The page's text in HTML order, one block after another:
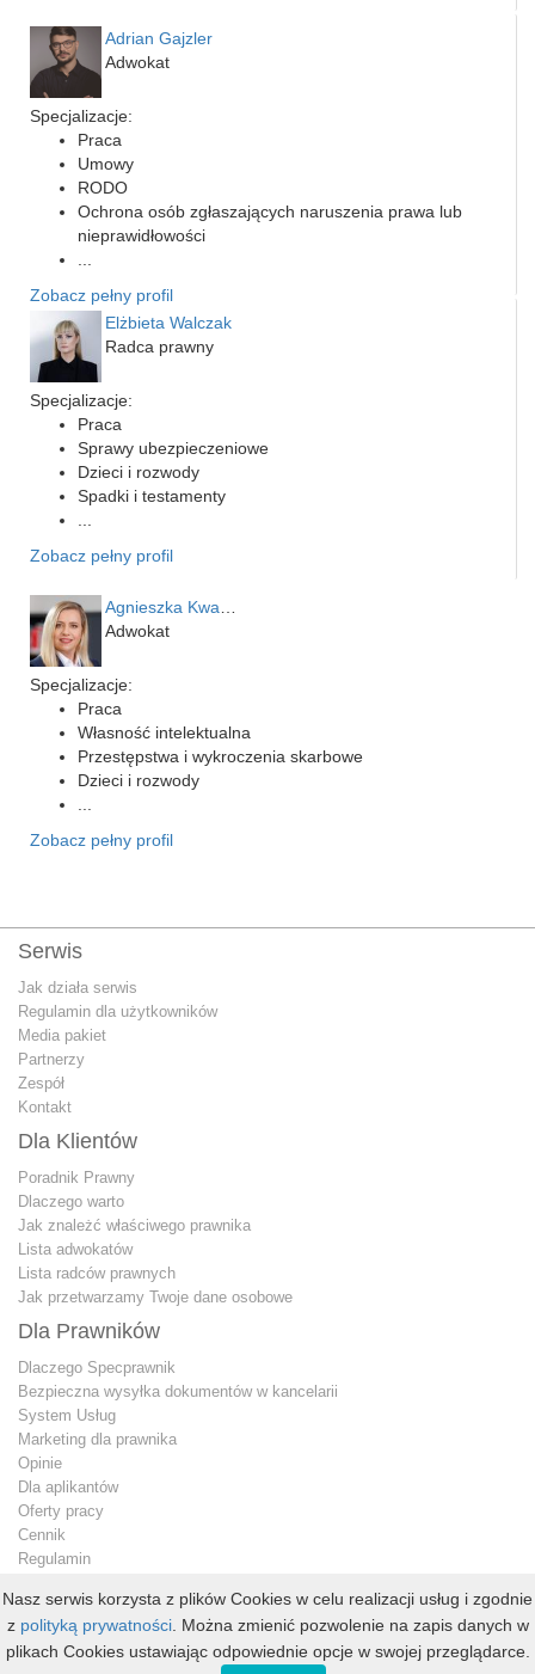
Adrian Gajzler
Adwokat
Specjalizacje:
Praca
Umowy
RODO
Ochrona osób zgłaszających naruszenia prawa lub
nieprawidłowości
Zobacz pełny profil
Elżbieta Walczak
Radca prawny
Specjalizacje:
Praca
Sprawy ubezpieczeniowe
Dzieci i rozwody
Spadki i testamenty
Zobacz pełny profil
Adwokat
Specjalizacje:
Praca
Własność intelektualna
Przestępstwa i wykroczenia skarbowe
Dzieci i rozwody
Zobacz pełny profil
Serwis
Jak działa serwis
Regulamin dla użytkowników
Media pakiet
Partnerzy
Zespół
Kontakt
Dla Klientów
Poradnik Prawny
Dlaczego warto
Jak znależć właściwego prawnika
Lista adwokatów
Lista radców prawnych
Jak przetwarzamy Twoje dane osobowe
Dla Prawników
Dlaczego Specprawnik
Bezpieczna wysyłka dokumentów w kancelarii
System Usług
Marketing dla prawnika
Opinie
Dla aplikantów
Oferty pracy
Cennik
Regulamin
Konto premium
Kontakt dla prawnika
Nasz serwis korzysta z plików Cookies w celu realizacji usług i zgodnie
z polityką prywatności. Można zmienić pozwolenie na zapis danych w
plikach Cookies ustawiając odpowiednie opcje w swojej przeglądarce.